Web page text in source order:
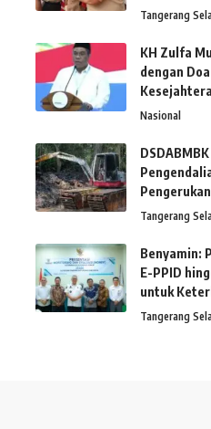
Tangerang
KH Zulfa
dengan
Nasional
Tangerang
Benyamin:
E-PPID
untuk
Tangerang